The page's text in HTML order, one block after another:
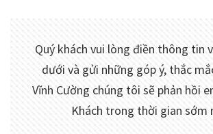
Quý khách vui lòng điền thông tin
dưới và gửi những góp ý, thắc
Vĩnh Cường chúng tôi sẽ phản hồi
Khách trong thời gian sớm